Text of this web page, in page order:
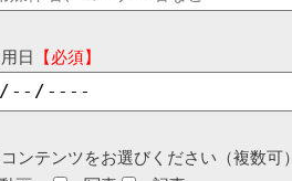
日 【必須】
ンテンツをお選びください（複数可）